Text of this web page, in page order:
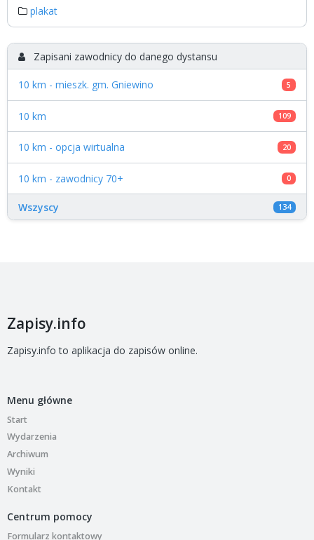
plakat
Zapisani zawodnicy do danego dystansu
10 km - mieszk. gm. Gniewino 5
10 km 109
10 km - opcja wirtualna 20
10 km - zawodnicy 70+ 0
Wszyscy 134
Zapisy.info
Zapisy.info to aplikacja do zapisów online.
Menu główne
Start
Wydarzenia
Archiwum
Wyniki
Kontakt
Centrum pomocy
Formularz kontaktowy